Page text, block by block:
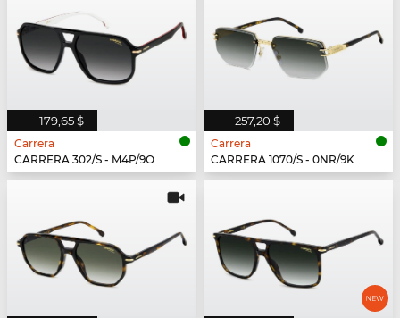
179,65 $
Carrera
CARRERA 302/S - M4P/9O
257,20 $
Carrera
CARRERA 1070/S - 0NR/9K